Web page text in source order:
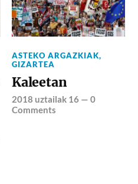
ASTEKO ARGAZKIAK,
GIZARTEA
Kaleetan
2018 uztailak 16 —0
Comments